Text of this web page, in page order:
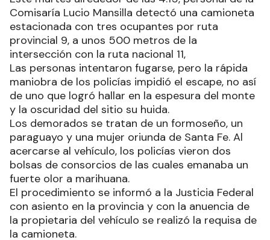
Comisaría Lucio Mansilla detectó una camioneta
estacionada con tres ocupantes por ruta
provincial 9, a unos 500 metros de la
intersección con la ruta nacional 11,
Las personas intentaron fugarse, pero la rápida
maniobra de los policías impidió el escape, no así
de uno que logró hallar en la espesura del monte
y la oscuridad del sitio su huida.
Los demorados se tratan de un formoseño, un
paraguayo y una mujer oriunda de Santa Fe. Al
acercarse al vehículo, los policías vieron dos
bolsas de consorcios de las cuales emanaba un
fuerte olor a marihuana.
El procedimiento se informó a la Justicia Federal
con asiento en la provincia y con la anuencia de
la propietaria del vehículo se realizó la requisa de
la camioneta.